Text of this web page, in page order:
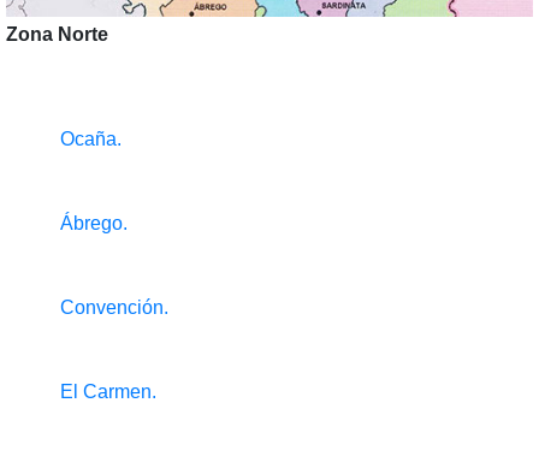
Zona Norte
Ocaña.
Ábrego.
Convención.
El Carmen.